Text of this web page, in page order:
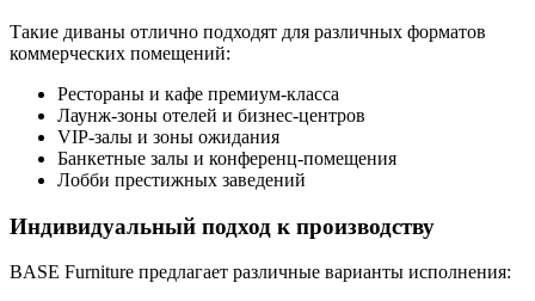
Такие диваны отлично подходят для различных форматов
коммерческих помещений:
Рестораны и кафе премиум-класса
Лаунж-зоны отелей и бизнес-центров
VIP-залы и зоны ожидания
Банкетные залы и конференц-помещения
Лобби престижных заведений
Индивидуальный подход к производству
BASE Furniture предлагает различные варианты исполнения: